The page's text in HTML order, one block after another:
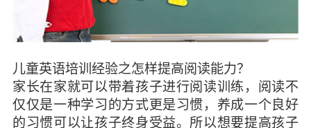
儿童英语培训经验之怎样提高阅读能力？
家长在家就可以带着孩子进行阅读训练，阅读不
仅仅是一种学习的方式更是习惯，养成一个良好
的习惯可以让孩子终身受益。所以想要提高孩子